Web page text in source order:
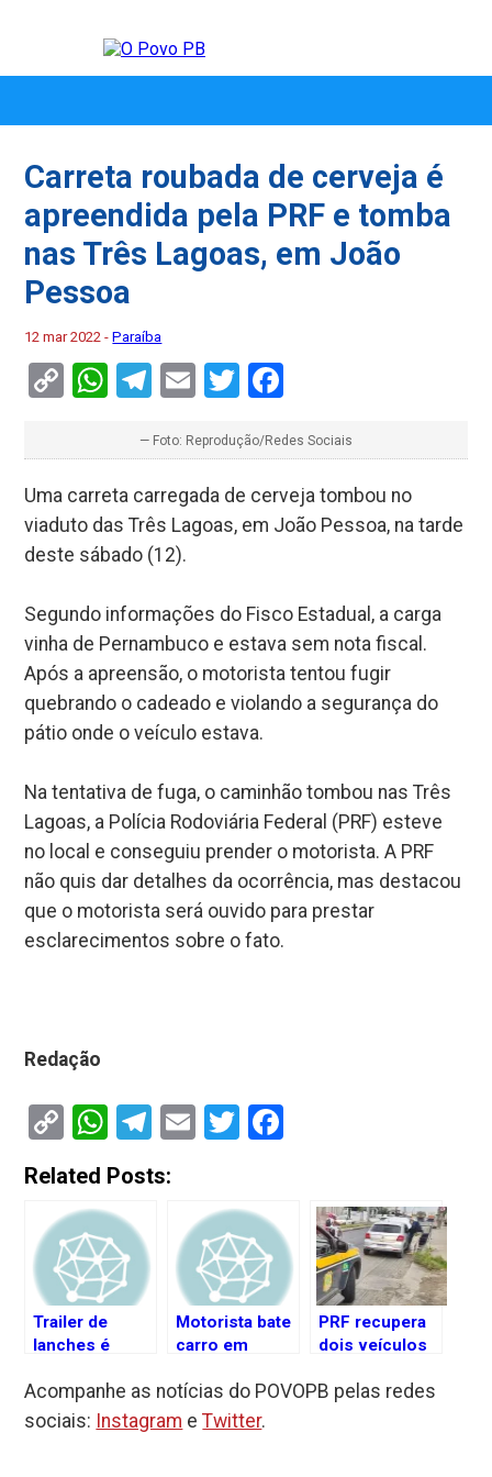
Carreta roubada de cerveja é
apreendida pela PRF e tomba
nas Três Lagoas, em João
Pessoa
12 mar 2022 -Paraíba
CopyWhatsApp
Telegram
EmailTwitter
— Foto: Reprodução/Redes Sociais
Uma carreta carregada de cerveja tombou no
viaduto das Três Lagoas, em João Pessoa, na tarde
deste sábado (12).
Segundo informações do Fisco Estadual, a carga
vinha de Pernambuco e estava sem nota fiscal.
Após a apreensão, o motorista tentou fugir
quebrando o cadeado e violando a segurança do
pátio onde o veículo estava.
Na tentativa de fuga, o caminhão tombou nas Três
Lagoas, a Polícia Rodoviária Federal (PRF) esteve
no local e conseguiu prender o motorista. A PRF
não quis dar detalhes da ocorrência, mas destacou
que o motorista será ouvido para prestar
esclarecimentos sobre o fato.
Redação
Copy
Link
WhatsApp
Telegram
EmailTwitter
Related Posts:
Trailer de
lanches é
fogo durante
incêndio na
Motorista bate
carro em
fugir de
ônibus, em
PRF recupera
dois veículos
durante
Acompanhe as notícias do POVOPB pelas redes
sociais: Instagram eTwitter.